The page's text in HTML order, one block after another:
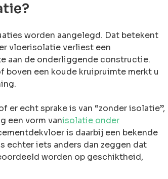
worden aangelegd. Dat betekent
vloerisolatie verliest een
aan de onderliggende constructie.
boven een koude kruipruimte merkt u
er echt sprake is van “zonder isolatie”,
een vorm vanisolatie onder
is daarbij een bekende
echter iets anders dan zeggen dat
worden op geschiktheid,